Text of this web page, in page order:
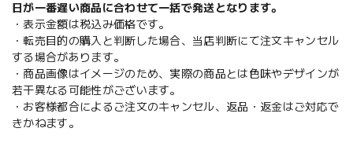
日が一番遅い商品に合わせて一括で発送となります。
・表示金額は税込み価格です。
・転売目的の購入と判断した場合、当店判断にて注文キャンセル
する場合があります。
・商品画像はイメージのため、実際の商品とは色味やデザインが
若干異なる可能性がございます。
・お客様都合によるご注文のキャンセル、返品・返金はご対応で
きかねます。